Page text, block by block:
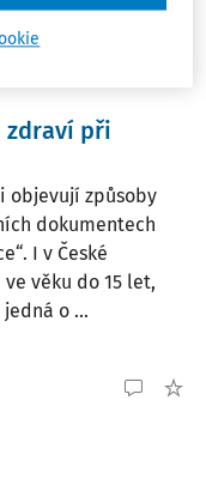
zdraví při
objevují způsoby
dokumentech
I v České
věku do 15 let,
o ...